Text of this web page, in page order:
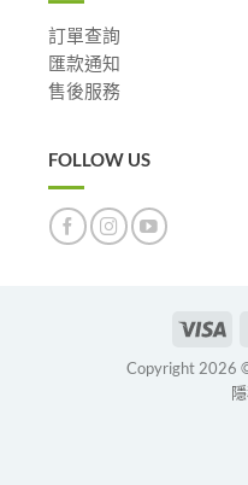
訂單查詢
匯款通知
售後服務
FOLLOW US
Copyright 2026